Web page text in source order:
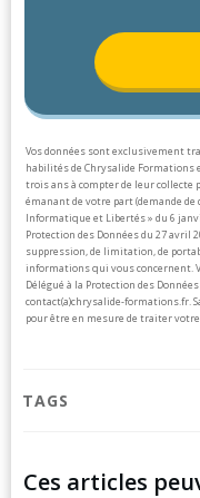
Vos données sont exclusivement
habilités de Chrysalide Formations
trois ans à compter de leur collecte
émanant de votre part (demande
Informatique et Libertés » du 6
Protection des Données du 27 avril
suppression, de limitation, de
informations qui vous concernent.
Délégué à la Protection des
contact(a)chrysalide-formations.fr.
pour être en mesure de traiter
TAGS
Ces articles